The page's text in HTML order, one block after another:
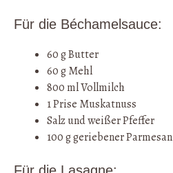
Für die Béchamelsauce:
60 g Butter
60 g Mehl
800 ml Vollmilch
1 Prise Muskatnuss
Salz und weißer Pfeffer
100 g geriebener Parmesan